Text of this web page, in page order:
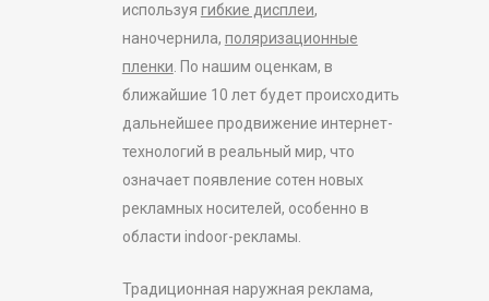
используя гибкие дисплеи,
наночернила, поляризационные
пленки . По нашим оценкам, в
ближайшие 10 лет будет происходить
дальнейшее продвижение интернет-
технологий в реальный мир, что
означает появление сотен новых
рекламных носителей, особенно в
области indoor-рекламы.
Традиционная наружная реклама,